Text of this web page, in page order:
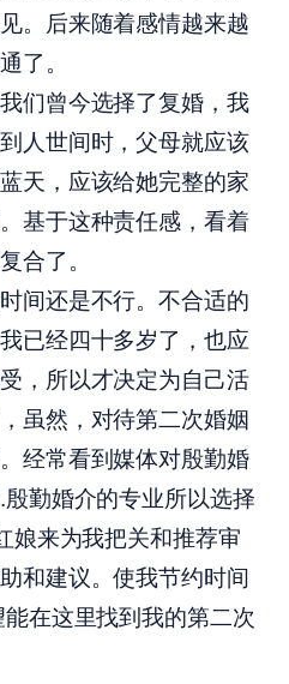
。后来随着感情越来越
了。
们曾今选择了复婚，我
人世间时，父母就应该
天，应该给她完整的家
基于这种责任感，看着
合了。
间还是不行。不合适的
已经四十多岁了，也应
，所以才决定为自己活
虽然，对待第二次婚姻
经常看到媒体对殷勤婚
勤婚介的专业所以选择
娘来为我把关和推荐审
和建议。使我节约时间
在这里找到我的第二次